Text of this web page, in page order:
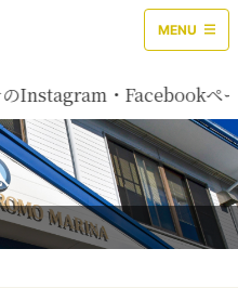
MENU
Instagram・Facebookペ